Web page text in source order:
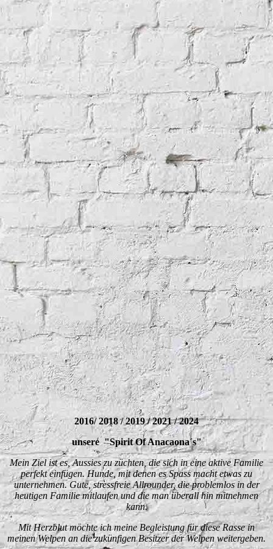
2016/ 2018 / 2019 / 2021 / 2024
unsere "Spirit Of Anacaona´s"
Mein Ziel ist es, Aussies zu züchten, die sich in eine aktive Familie
perfekt einfügen. Hunde, mit denen es Spass macht etwas zu
unternehmen. Gute, stressfreie Allrounder, die problemlos in der
heutigen Familie mitlaufen und die man überall hin mitnehmen
kann.
Mit Herzblut möchte ich meine Begleistung für diese Rasse in
meinen Welpen an die zukünfigen Besitzer der Welpen weitergeben.